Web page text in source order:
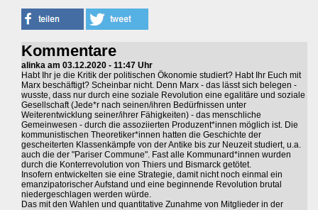
Kommentare
alinka am 03.12.2020 - 11:47 Uhr
Habt Ihr je die Kritik der politischen Ökonomie studiert? Habt Ihr Euch mit
Marx beschäftigt? Scheinbar nicht. Denn Marx - das lässt sich belegen -
wusste, dass nur durch eine soziale Revolution eine egalitäre und soziale
Gesellschaft (Jede*r nach seinen/ihren Bedürfnissen unter
Weiterentwicklung seiner/ihrer Fähigkeiten) - das menschliche
Gemeinwesen - durch die assoziierten Produzent*innen möglich ist. Die
kommunistischen Theoretiker*innen hatten die Geschichte der
gescheiterten Klassenkämpfe von der Antike bis zur Neuzeit studiert, u.a.
auch die der "Pariser Commune". Fast alle Kommunard*innen wurden
durch die Konterrevolution von Thiers und Bismarck getötet.
Insofern entwickelten sie eine Strategie, damit nicht noch einmal ein
emanzipatorischer Aufstand und eine beginnende Revolution brutal
niedergeschlagen werden würde.
Das mit den Wahlen und quantitative Zunahme von Mitglieder in der